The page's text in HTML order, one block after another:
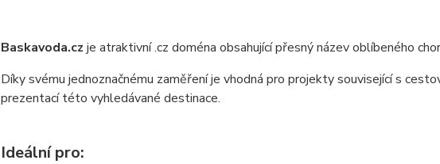
Baskavoda.cz je atraktivní .cz doména obsahující přesný název oblíbeného
Díky svému jednoznačnému zaměření je vhodná pro projekty související s
prezentací této vyhledávané destinace.
Ideální pro: